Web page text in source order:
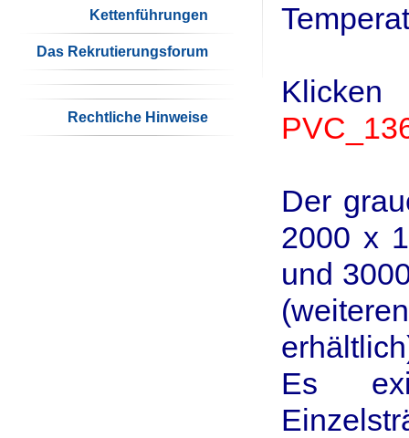
Kettenführungen
Das Rekrutierungsforum
Rechtliche Hinweise
Der
2000 x
und
Es